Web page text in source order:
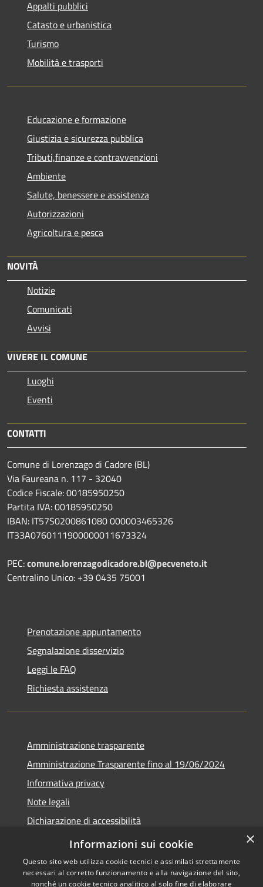
Appalti pubblici
Catasto e urbanistica
Turismo
Mobilità e trasporti
Educazione e formazione
Giustizia e sicurezza pubblica
Tributi,finanze e contravvenzioni
Ambiente
Salute, benessere e assistenza
Autorizzazioni
Agricoltura e pesca
NOVITÀ
Notizie
Comunicati
Avvisi
VIVERE IL COMUNE
Luoghi
Eventi
CONTATTI
Comune di Lorenzago di Cadore (BL)
Via Faureana n. 117 - 32040
Codice Fiscale: 00185950250
Partita IVA: 00185950250
IBAN: IT57S0200861080 000003465326
IT33A0760111900000011673324
PEC:comune.lorenzagodicadore.bl@pecveneto.it
Centralino Unico: +39 0435 75001
Prenotazione appuntamento
Segnalazione disservizio
Leggi le FAQ
Richiesta assistenza
Amministrazione trasparente
Amministrazione Trasparente fino al 19/06/2024
Informativa privacy
Note legali
Dichiarazione di accessibilità
Meccanismo di feedback
×
Informazioni sui cookie
Questo sito web utilizza cookie tecnici e assimilati strettamente
necessari al corretto funzionamento e alla navigazione del sito,
nonché un cookie tecnico analitico al solo fine di elaborare